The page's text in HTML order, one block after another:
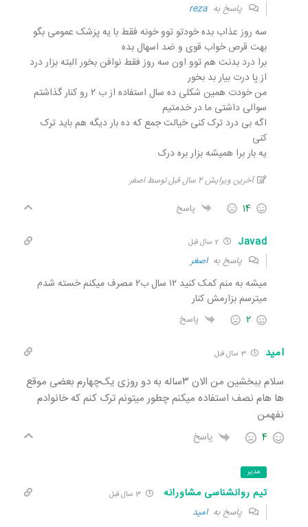
پاسخ به reza
سه روز عذاب بده خودتو توو خونه فقط با یه پزشک عمومی بگو
بهت قرص خواب قوی و ضد اسهال بده
برا درد بدنت هم توو اون سه روز فقط نوافن بخور البته بزار درد
از پا درت بیار بد بخور
من خودت همین شکلی ده سال استفاده از ب ۲ رو کنار گذاشتم
سوالی داشتی ما در خدمتیم
اگه بی درد ترک کنی خیالت جمع که ده بار دیگه هم باید ترک
کنی
یه بار برا همیشه بزار بره درک
آخرین ویرایش 2 سال قبل توسط اصغر
14 پاسخ
Javad 2 سال قبل
پاسخ بهاصغر
میشه به منم کمک کنید ۱۲ سال ب۲ مصرف میکنم خسته شدم
میترسم بزارمش کنار
2 پاسخ
امید 3 سال قبل
سلام ببخشین من الان ۳ساله به دو روزی یک‌چهارم بعضی موقع
ها هام نصف استفاده میکنم چطور میتونم ترک کنم که خانوادم
نفهمن
4 پاسخ
مدیر
تیم روانشناسی مشاورانه
پاسخ بهامید